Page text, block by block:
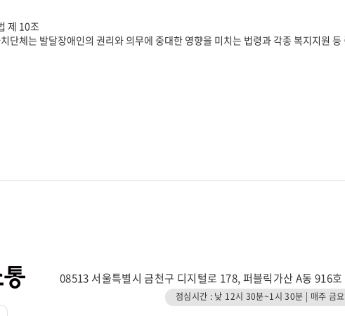
제 10조
단체는 발달장애인의 권리와 의무에 중대한 영향을 미치는 법령과 각종 복지지원
08513 서울특별시 금천구 디지털로 178, 퍼블릭가산 A동 916호
점심시간 : 낮 12시 30분~1시 30분 | 매주 금